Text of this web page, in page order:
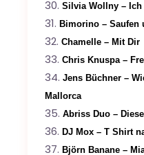
Silvia Wollny –
Bimorino – Saufen
Chamelle – Mit Dir
Chris Knuspa –
Jens Büchner –
Mallorca
Abriss Duo –
DJ Mox – T Shirt
Björn Banane –